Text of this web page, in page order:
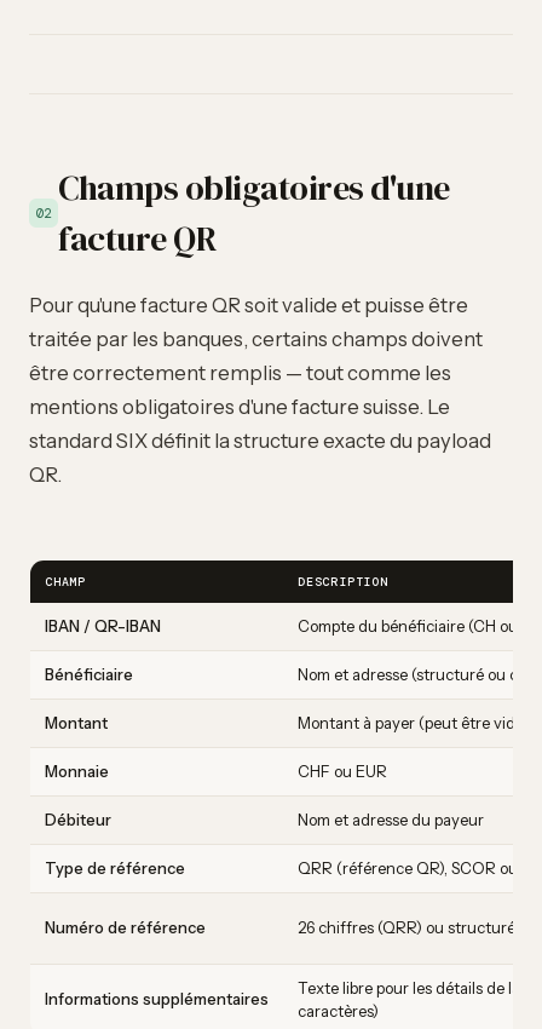
02
Champs obligatoires d'une
facture QR
Pour qu'une facture QR soit valide et puisse être
traitée par les banques, certains champs doivent
être correctement remplis — tout comme les
mentions obligatoires d'une facture suisse. Le
standard SIX définit la structure exacte du payload
QR.
CHAMP DESCRIPTION
IBAN / QR-IBAN Compte du bénéficiaire (CH ou LI)
Bénéficiaire Nom et adresse (structuré ou
Montant Montant à payer (peut être vide
Monnaie CHF ou EUR
Débiteur Nom et adresse du payeur
Type de référence QRR (référence QR), SCOR ou
Numéro de référence 26 chiffres (QRR) ou structuré
Informations supplémentaires
Texte libre pour les détails de la
caractères)